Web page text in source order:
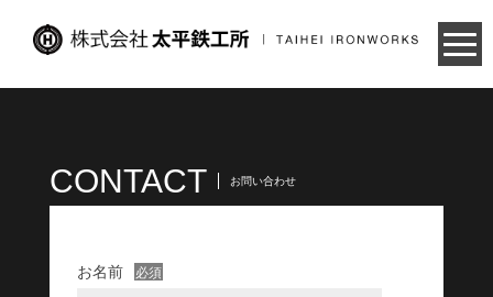
Skip
CONTACT お問い合わせ
お名前 必須